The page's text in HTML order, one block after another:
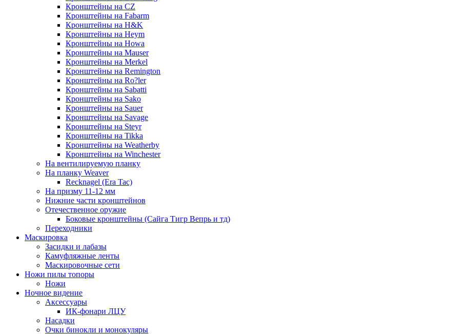
Кронштейны на CZ
Кронштейны на Fabarm
Кронштейны на H&K
Кронштейны на Heym
Кронштейны на Howa
Кронштейны на Mauser
Кронштейны на Merkel
Кронштейны на Remington
Кронштейны на Ro?ler
Кронштейны на Sabatti
Кронштейны на Sako
Кронштейны на Sauer
Кронштейны на Savage
Кронштейны на Steyr
Кронштейны на Tikka
Кронштейны на Weatherby
Кронштейны на Winchester
На вентилируемую планку
На планку Weaver
Recknagel (Era Tac)
На призму 11-12 мм
Нижние части кронштейнов
Отечественное оружие
Боковые кронштейны (Сайга Тигр Вепрь и тд)
Переходники
Маскировка
Засидки и лабазы
Камуфляжные ленты
Маскировочные сети
Ножи пилы топоры
Ножи
Ночное видение
Аксессуары
ИК-фонари ЛЦУ
Насадки
Очки бинокли и монокуляры